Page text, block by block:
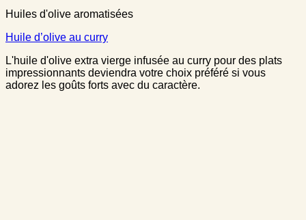
Huiles d'olive aromatisées
Huile d’olive au curry
L'huile d'olive extra vierge infusée au curry pour des plats
impressionnants deviendra votre choix préféré si vous
adorez les goûts forts avec du caractère.